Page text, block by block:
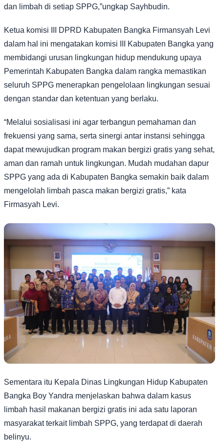
dan limbah di setiap SPPG,”ungkap Sayhbudin.
Ketua komisi III DPRD Kabupaten Bangka Firmansyah Levi
dalam hal ini mengatakan komisi III Kabupaten Bangka yang
membidangi urusan lingkungan hidup mendukung upaya
Pemerintah Kabupaten Bangka dalam rangka memastikan
seluruh SPPG menerapkan pengelolaan lingkungan sesuai
dengan standar dan ketentuan yang berlaku.
“Melalui sosialisasi ini agar terbangun pemahaman dan
frekuensi yang sama, serta sinergi antar instansi sehingga
dapat mewujudkan program makan bergizi gratis yang sehat,
aman dan ramah untuk lingkungan. Mudah mudahan dapur
SPPG yang ada di Kabupaten Bangka semakin baik dalam
mengelolah limbah pasca makan bergizi gratis,” kata
Firmasyah Levi.
Sementara itu Kepala Dinas Lingkungan Hidup Kabupaten
Bangka Boy Yandra menjelaskan bahwa dalam kasus
limbah hasil makanan bergizi gratis ini ada satu laporan
masyarakat terkait limbah SPPG, yang terdapat di daerah
belinyu.